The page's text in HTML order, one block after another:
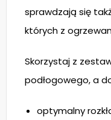
sprawdzają się
których z
Skorzystaj z
podłogowego, a
optymalny